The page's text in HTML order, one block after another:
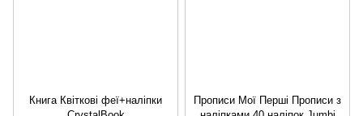
Книга Квіткові феї+наліпки
Прописи Мої Перші Прописи з